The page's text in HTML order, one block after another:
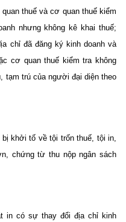
thuế và cơ quan thuế kiểm
nhưng không kê khai thuế;
chỉ đã đăng ký kinh doanh và
cơ quan thuế kiểm tra không
trú của người đại diện theo
khởi tố về tội trốn thuế, tội in,
chứng từ thu nộp ngân sách
in có sự thay đổi địa chỉ kinh